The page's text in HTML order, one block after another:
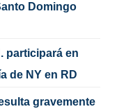
Domingo
participará en
de NY en RD
gravemente